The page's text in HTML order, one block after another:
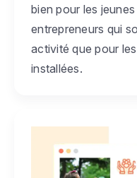
bien pour les
entrepreneurs qui
activité que pour
installées.